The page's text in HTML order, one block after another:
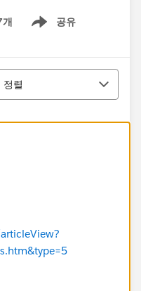
개 공유
Show menu
정렬